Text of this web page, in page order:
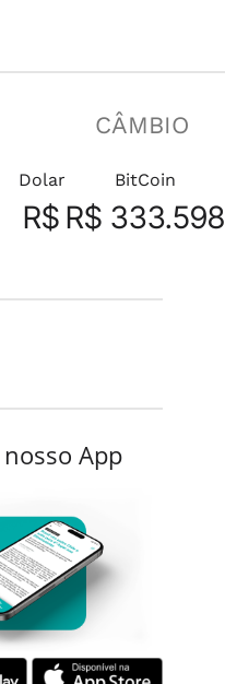
CÂMBIO
Dolar
R$
BitCoin
R$ 333.598
App